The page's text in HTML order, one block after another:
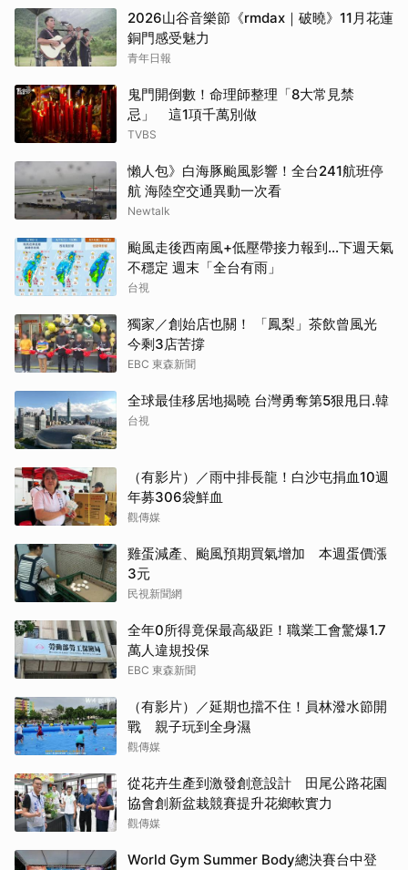
2026山谷音樂節《rmdax｜破曉》11月花蓮
銅門感受魅力
青年日報
鬼門開倒數！命理師整理「8大常見禁
忌」 這1項千萬別做
TVBS
懶人包》白海豚颱風影響！全台241航班停
航 海陸空交通異動一次看
Newtalk
颱風走後西南風+低壓帶接力報到...下週天氣
不穩定 週末「全台有雨」
台視
獨家／創始店也關！ 「鳳梨」茶飲曾風光
今剩3店苦撐
EBC 東森新聞
全球最佳移居地揭曉 台灣勇奪第5狠甩日.韓
台視
（有影片）／雨中排長龍！白沙屯捐血10週
年募306袋鮮血
觀傳媒
雞蛋減產、颱風預期買氣增加 本週蛋價漲
3元
民視新聞網
全年0所得竟保最高級距！職業工會驚爆1.7
萬人違規投保
EBC 東森新聞
（有影片）／延期也擋不住！員林潑水節開
戰 親子玩到全身濕
觀傳媒
從花卉生產到激發創意設計 田尾公路花園
協會創新盆栽競賽提升花鄉軟實力
觀傳媒
World Gym Summer Body總決賽台中登